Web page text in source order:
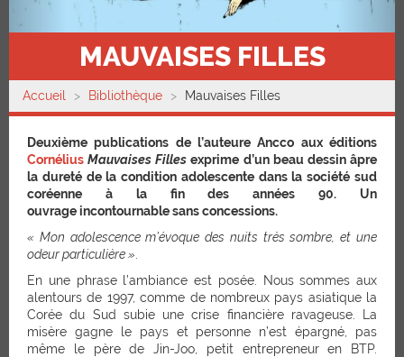
MAUVAISES FILLES
Accueil Bibliothèque Mauvaises Filles
Deuxième publications de l’auteure Ancco aux éditions
Cornélius Mauvaises Filles exprime d’un beau dessin âpre
la dureté de la condition adolescente dans la société sud
coréenne à la fin des années 90. Un
ouvrage incontournable sans concessions.
« Mon adolescence m’évoque des nuits très sombre, et une
odeur particulière »
En une phrase l’ambiance est posée. Nous sommes aux
alentours de 1997, comme de nombreux pays asiatique la
Corée du Sud subie une crise financière ravageuse. La
misère gagne le pays et personne n’est épargné, pas
même le père de Jin-Joo, petit entrepreneur en BTP.